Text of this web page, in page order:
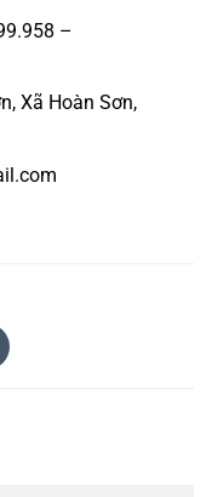
–
Xã Hoàn Sơn,